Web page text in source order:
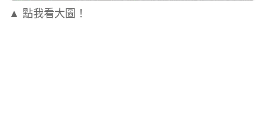
▲ 點我看大圖！